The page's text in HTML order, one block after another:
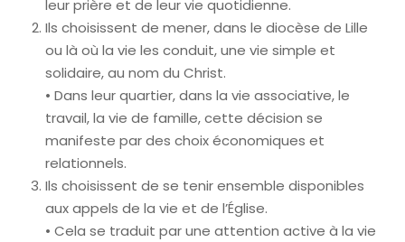
leur prière et de leur vie quotidienne.
Ils choisissent de mener, dans le diocèse de Lille
ou là où la vie les conduit, une vie simple et
solidaire, au nom du Christ.
• Dans leur quartier, dans la vie associative, le
travail, la vie de famille, cette décision se
manifeste par des choix économiques et
relationnels.
Ils choisissent de se tenir ensemble disponibles
aux appels de la vie et de l’Église.
• Cela se traduit par une attention active à la vie